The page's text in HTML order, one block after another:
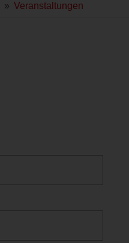
» Veranstaltungen